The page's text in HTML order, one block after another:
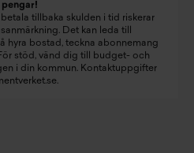
tillbaka skulden i tid riskerar
Det kan leda till
hyra bostad, teckna abonnemang
stöd, vänd dig till budget- och
i din kommun. Kontaktuppgifter
.